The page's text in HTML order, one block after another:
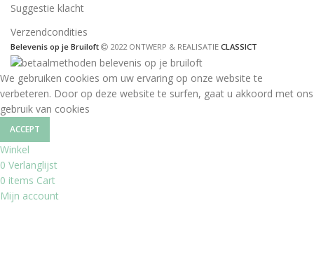
Suggestie klacht
Verzendcondities
Belevenis op je Bruiloft 2022 ONTWERP & REALISATIE CLASSICT
We gebruiken cookies om uw ervaring op onze website te
verbeteren. Door op deze website te surfen, gaat u akkoord met ons
gebruik van cookies
ACCEPT
Winkel
0 Verlanglijst
0 items Cart
Mijn account